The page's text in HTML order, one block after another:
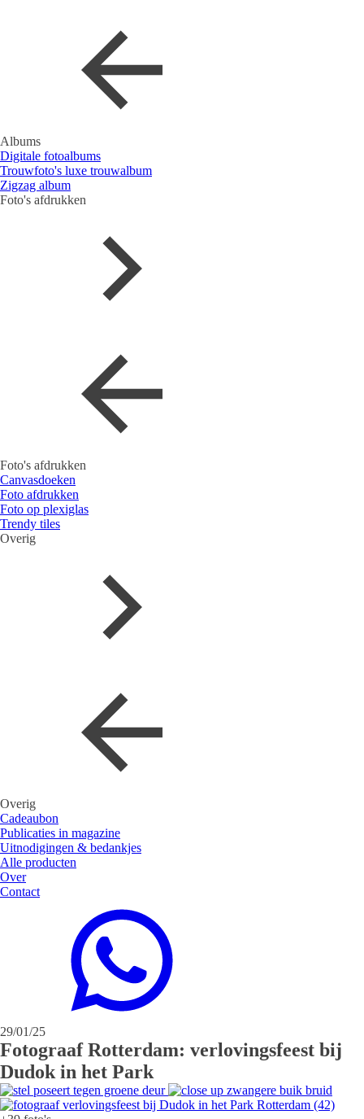
Albums
Digitale fotoalbums
Trouwfoto's luxe trouwalbum
Zigzag album
Foto's afdrukken
Foto's afdrukken
Canvasdoeken
Foto afdrukken
Foto op plexiglas
Trendy tiles
Overig
Overig
Cadeaubon
Publicaties in magazine
Uitnodigingen & bedankjes
Alle producten
Over
Contact
29/01/25
Fotograaf Rotterdam: verlovingsfeest bij
Dudok in het Park